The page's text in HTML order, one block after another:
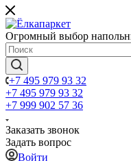
Огромный выбор
+7 495 979 93 32
+7 495 979 93 32
+7 999 902 57 36
Заказать звонок
Задать вопрос
Войти